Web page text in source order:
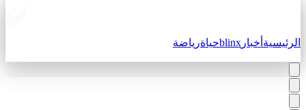
أخبارblinxحياةرياضة